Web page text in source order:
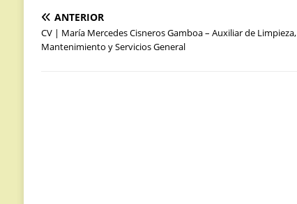
ANTERIOR
CV | María Mercedes Cisneros Gamboa – Auxiliar de Limpieza,
Mantenimiento y Servicios General